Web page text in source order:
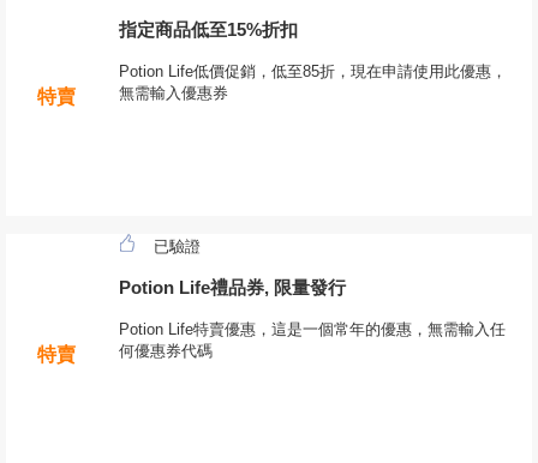
特賣
指定商品低至15%折扣
Potion Life低價促銷，低至85折，現在申請使用此優惠，
無需輸入優惠券
特賣
已驗證
Potion Life禮品券, 限量發行
Potion Life特賣優惠，這是一個常年的優惠，無需輸入任
何優惠券代碼